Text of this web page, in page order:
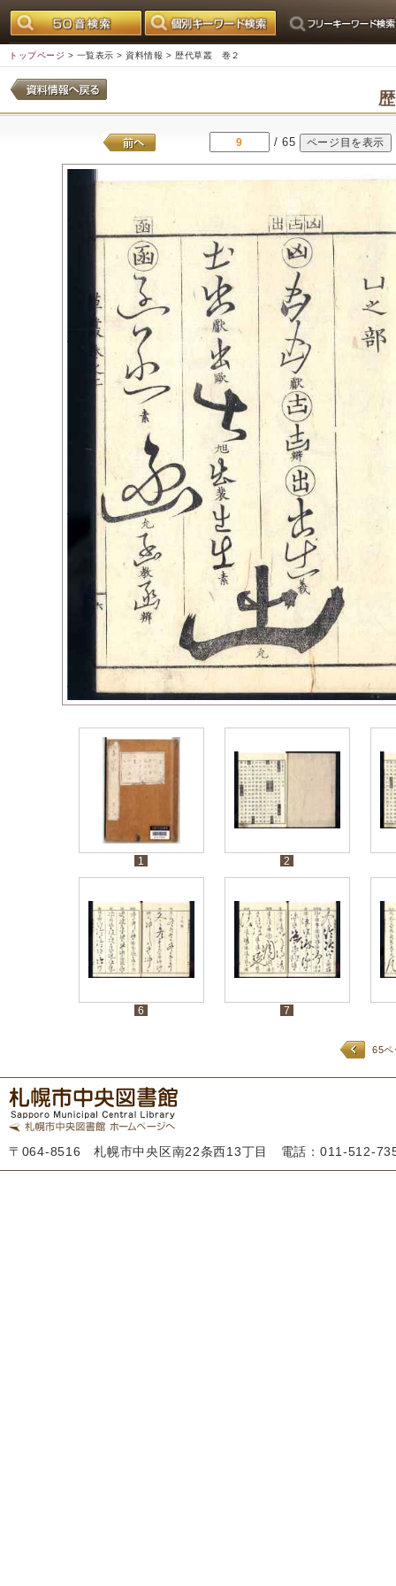
トップページ > 一覧表示 > 資料情報 > 歴代草叢 巻２
/ 65
1 2
6 7
65ペ
〒064-8516 札幌市中央区南22条西13丁目 電話：011-512-